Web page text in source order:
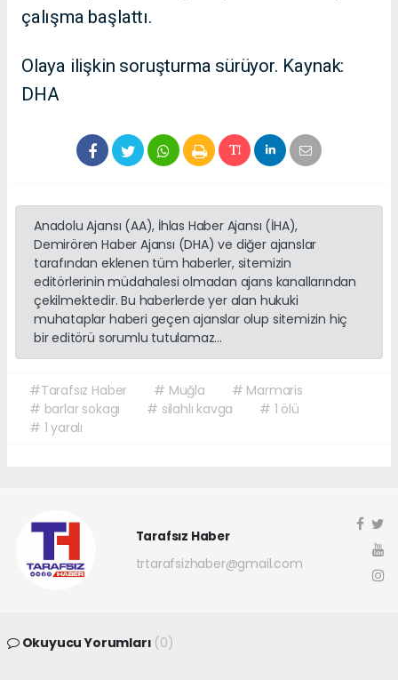
çalışma başlattı.
Olaya ilişkin soruşturma sürüyor. Kaynak:
DHA
Anadolu Ajansı (AA), İhlas Haber Ajansı (İHA),
Demirören Haber Ajansı (DHA) ve diğer ajanslar
tarafından eklenen tüm haberler, sitemizin
editörlerinin müdahalesi olmadan ajans kanallarından
çekilmektedir. Bu haberlerde yer alan hukuki
muhataplar haberi geçen ajanslar olup sitemizin hiç
bir editörü sorumlu tutulamaz...
#Tarafsız Haber # Muğla
# Marmaris
# barlar sokagı
# silahlı kavga
# 1 ölü
# 1 yaralı
Tarafsız Haber
trtarafsizhaber@gmail.com
Okuyucu Yorumları (0)